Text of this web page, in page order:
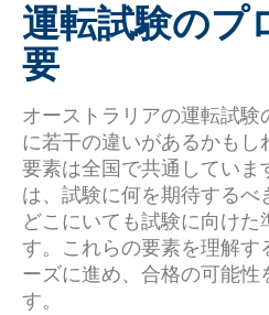
運転試験のプ
要
オーストラリアの運転試験
に若干の違いがあるかもし
要素は全国で共通してい
は、試験に何を期待するべ
どこにいても試験に向けた
す。これらの要素を理解す
ーズに進め、合格の可能
す。